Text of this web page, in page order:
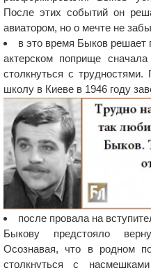
После этих событий он
авиатором, но о мечте не
в это время Быков решает
актерском поприще
столкнуться с трудностями.
школу в Киеве в 1946 году
после провала на
Быкову предстояло
Осознавая, что в родном
столкнуться с